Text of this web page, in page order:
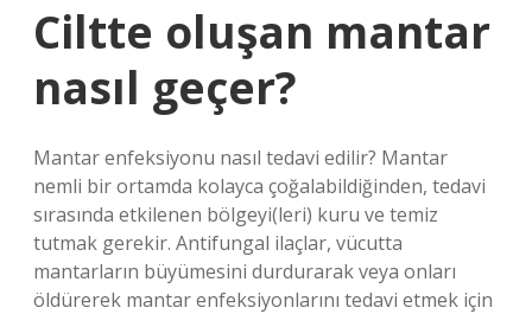
Ciltte oluşan mantar
nasıl geçer?
Mantar enfeksiyonu nasıl tedavi edilir? Mantar
nemli bir ortamda kolayca çoğalabildiğinden, tedavi
sırasında etkilenen bölgeyi(leri) kuru ve temiz
tutmak gerekir. Antifungal ilaçlar, vücutta
mantarların büyümesini durdurarak veya onları
öldürerek mantar enfeksiyonlarını tedavi etmek için